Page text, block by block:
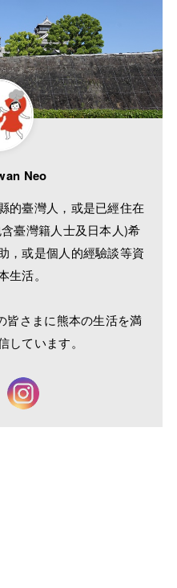
Neo
的臺灣人，或是已經住在
臺灣籍人士及日本人)希
，或是個人的經驗談等資
活。
皆さまに熊本の生活を満
ています。